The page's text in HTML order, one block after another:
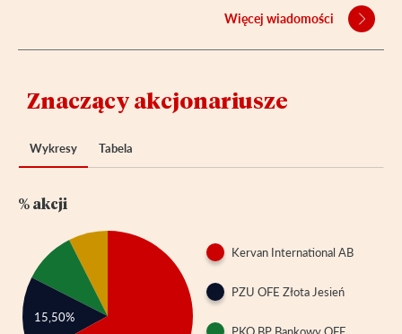
Znaczący akcjonariusze
Wykresy Tabela
% akcji
15,50%
Kervan International AB
PZU OFE Złota Jesień
Więcej wiadomości